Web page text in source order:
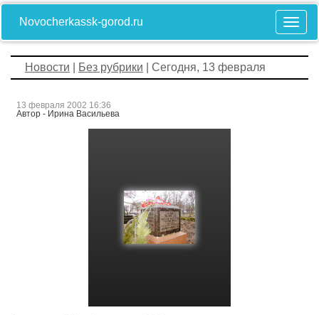
Novocherkassk-gorod.ru
Новости Без рубрики | Сегодня, 13 февраля
13 февраля 2002 16:36
Автор - Ирина Васильева